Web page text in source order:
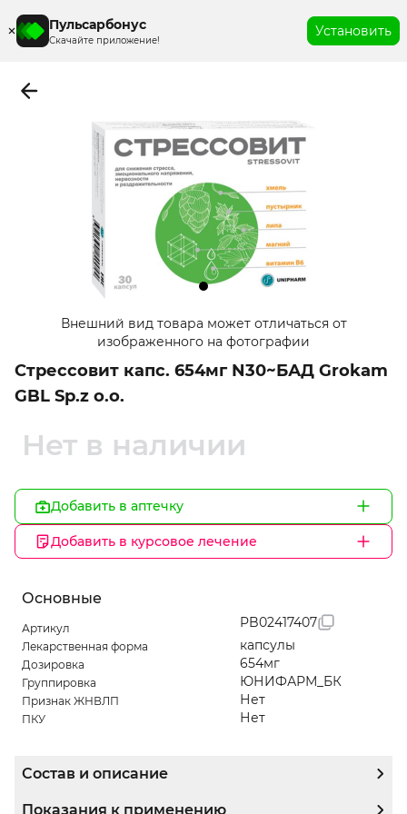
Пульсарбонус
Скачайте приложение!
Установить
1
Внешний вид товара может отличаться от
изображенного на фотографии
Стрессовит капс. 654мг N30~БАД Grokam
GBL Sp.z o.o.
Нет в наличии
Добавить в аптечку
Добавить в курсовое лечение
Основные
Артикул PB02417407
Лекарственная форма капсулы
Дозировка 654мг
Группировка ЮНИФАРМ_БК
Признак ЖНВЛП Нет
ПКУ Нет
Состав и описание
Показания к применению